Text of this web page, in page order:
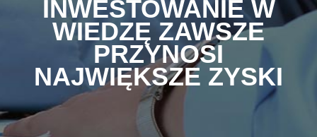
INWESTOWANIE W
WIEDZĘ ZAWSZE
PRZYNOSI
NAJWIĘKSZE ZYSKI